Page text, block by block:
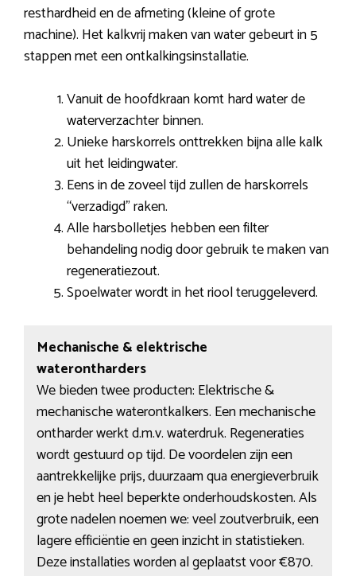
resthardheid en de afmeting (kleine of grote
machine). Het kalkvrij maken van water gebeurt in 5
stappen met een ontkalkingsinstallatie.
Vanuit de hoofdkraan komt hard water de
waterverzachter binnen.
Unieke harskorrels onttrekken bijna alle kalk
uit het leidingwater.
Eens in de zoveel tijd zullen de harskorrels
“verzadigd” raken.
Alle harsbolletjes hebben een filter
behandeling nodig door gebruik te maken van
regeneratiezout.
Spoelwater wordt in het riool teruggeleverd.
Mechanische & elektrische
waterontharders
We bieden twee producten: Elektrische &
mechanische waterontkalkers. Een mechanische
ontharder werkt d.m.v. waterdruk. Regeneraties
wordt gestuurd op tijd. De voordelen zijn een
aantrekkelijke prijs, duurzaam qua energieverbruik
en je hebt heel beperkte onderhoudskosten. Als
grote nadelen noemen we: veel zoutverbruik, een
lagere efficiëntie en geen inzicht in statistieken.
Deze installaties worden al geplaatst voor €870.